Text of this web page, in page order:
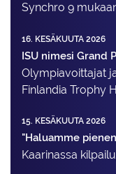
Synchro 9
16. KESÄKUUTA 2026
ISU nimesi Grand
Olympiavoittajat
Finlandia Trophy
15. KESÄKUUTA 2026
"Haluamme
Kaarinassa